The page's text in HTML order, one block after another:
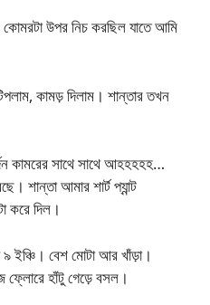
উপর নিচ করছিল যাতে আমি
কামড় দিলাম। শান্তার তখন
কামরের সাথে সাথে আহহহহহ…
শান্তা আমার শার্ট প্যান্ট
করে দিল।
ইঞ্চি। বেশ মোটা আর খাঁড়া।
ফ্লোরে হাঁটু গেড়ে বসল।